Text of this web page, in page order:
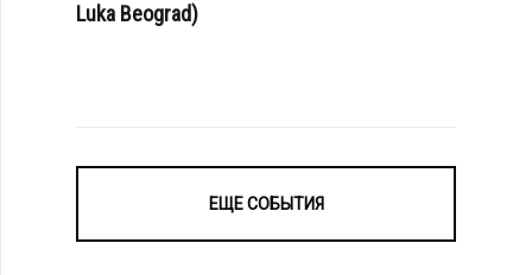
Luka Beograd)
ЕЩЕ СОБЫТИЯ